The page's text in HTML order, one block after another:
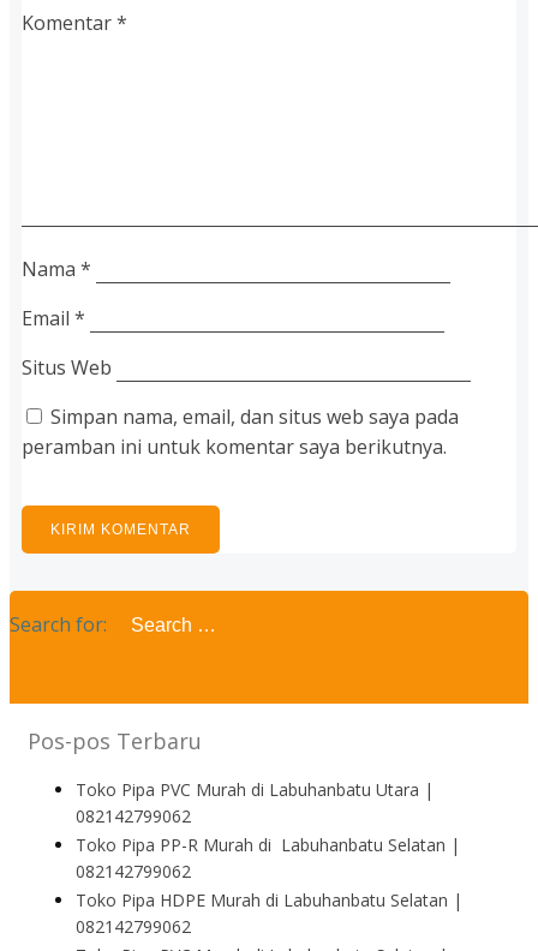
Komentar*
Nama *
Email *
Situs Web
Simpan nama, email, dan situs web saya pada
peramban ini untuk komentar saya berikutnya.
Search for:
Pos-pos Terbaru
Toko Pipa PVC Murah di Labuhanbatu Utara |
082142799062
Toko Pipa PP-R Murah di Labuhanbatu Selatan |
082142799062
Toko Pipa HDPE Murah di Labuhanbatu Selatan |
082142799062